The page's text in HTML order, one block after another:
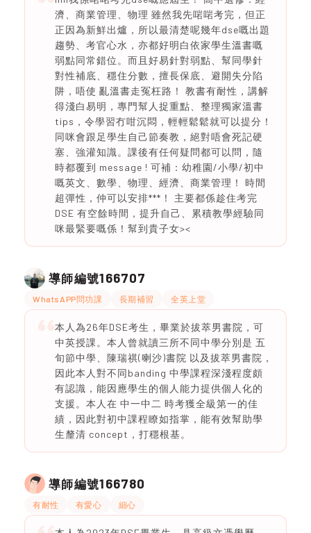
濟、商業管理、物理 雖然我先啱啱考完，但正
正因為新鮮出爐，所以最清楚呢幾年dse嘅出題
趨勢、考官心水，亦都好明白依家學生溫書嘅
弱點同常錯位。而且好易針對弱點、幫同學針
對性補底、穩住分數，擅長保底、避開失分陷
阱，唔使 亂溫書走冤枉路！ 教書有耐性，講解
得淺白易明，專門幫人捉重點、整理獨家溫書
tips，令學習冇咁沉悶，輕輕鬆鬆就可以提分！
同咪會跟足學生自己節奏教，絕對唔會死記硬
塞、強灌知識。課後有任何疑問都可以問，隨
時都覆到 message ! 可補：幼稚園/小學/初中
嘅英文、數學、物理、經濟、商業管理！ 時間
超彈性，仲可以安排***！ 主要都係趁住考完
DSE 有空餘時間，提升自己、累積教學經驗同
咪最緊要嘅係！幫到貴子女><
導師編號166707
WhatsAPP問功課 長期補習 全英上堂
本人為26年DSE考生，畢業於拔萃男書院，可
中英授課。本人曾就讀三所不同中學分別是 五
旬節中學、陳瑞祺(喇沙)書院 以及拔萃男書院，
因此本人對不同banding 中學課程深淺程度頗
有認識，能因應學生的個人能力提供個人化的
支援。本人在 中一中二 時考獲全級第一的佳
績，因此對初中課程瞭如指掌，能有效幫助學
生釐清 concept，打穩根基。
導師編號166780
有耐性 有愛心 細心